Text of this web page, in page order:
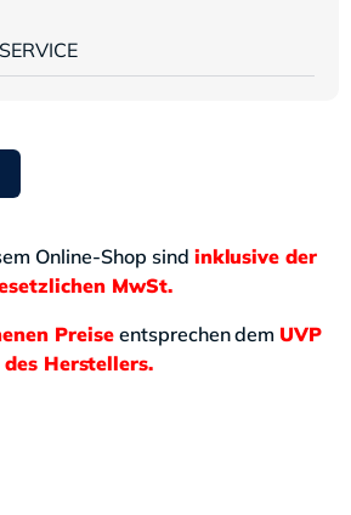
Online-Shop sind inklusive der
MwSt.
Preiseentsprechen dem UVP
des Herstellers.